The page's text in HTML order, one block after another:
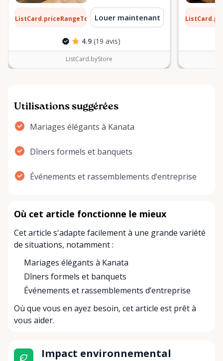
ListCard.priceRangeTo par jour
Louer maintenant
4.9 (19 avis)
ListCard.byStore
0,10 $
Utilisations suggérées
Mariages élégants à Kanata
Dîners formels et banquets
Événements et rassemblements d’entreprise
Où cet article fonctionne le mieux
Cet article s'adapte facilement à une grande variété
de situations, notamment :
Mariages élégants à Kanata
Dîners formels et banquets
Événements et rassemblements d’entreprise
Où que vous en ayez besoin, cet article est prêt à
vous aider.
Impact environnemental